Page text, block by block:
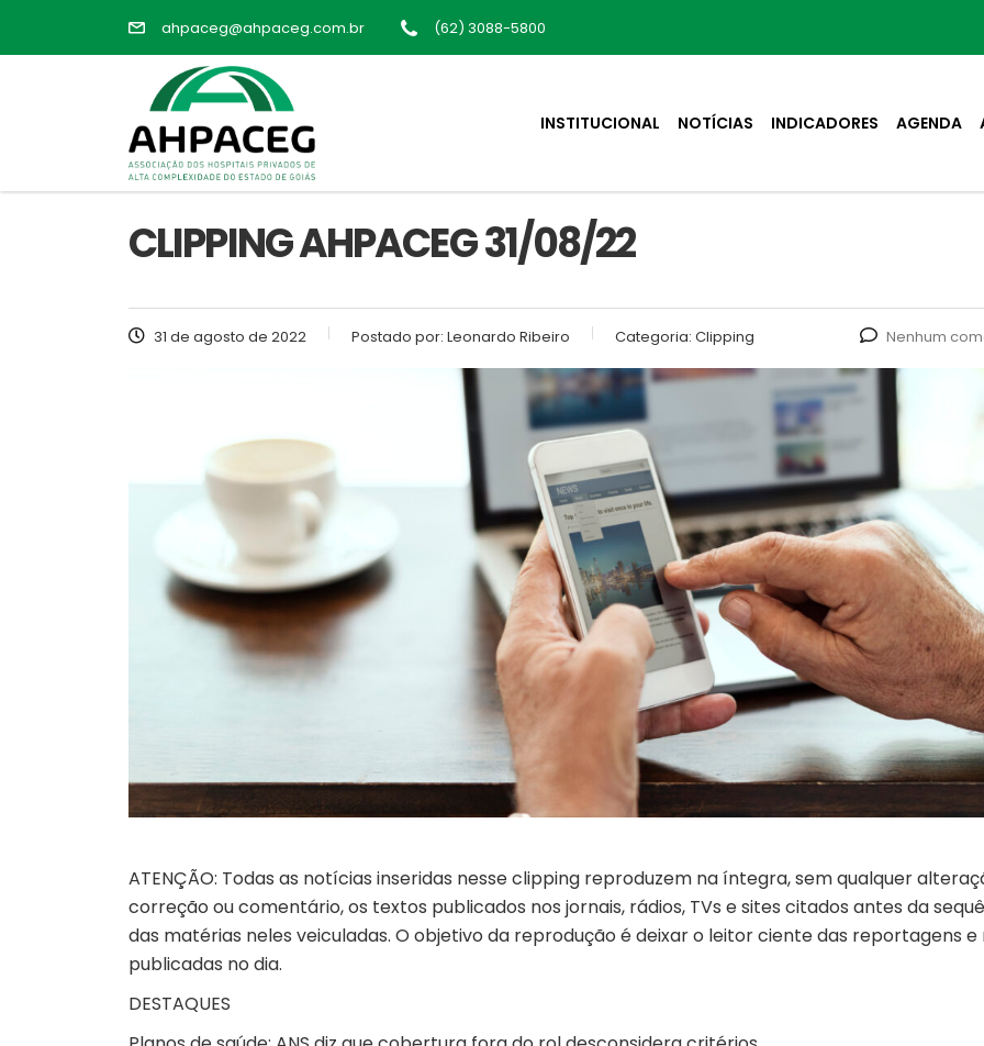
ahpaceg@ahpaceg.com.br (62) 3088-5800
INSTITUCIONAL NOTÍCIAS INDICADORES AGENDA
CLIPPING AHPACEG 31/08/22
31 de agosto de 2022 Postado por: Leonardo Ribeiro Categoria: Clipping Nenhum
ATENÇÃO: Todas as notícias inseridas nesse clipping reproduzem na íntegra, sem qualquer
correção ou comentário, os textos publicados nos jornais, rádios, TVs e sites citados antes da
das matérias neles veiculadas. O objetivo da reprodução é deixar o leitor ciente das reportagens e
publicadas no dia.
DESTAQUES